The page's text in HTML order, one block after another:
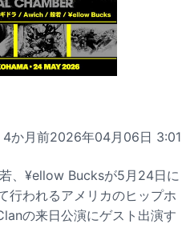
4か月前2026年04月06日 3:01
、¥ellow Bucksが5月24日に
行われるアメリカのヒップホ
の来日公演にゲスト出演す